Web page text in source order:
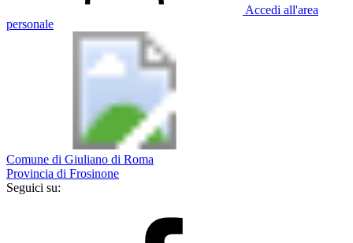
Accedi all'area
personale
Comune di Giuliano di Roma
Provincia di Frosinone
Seguici su: